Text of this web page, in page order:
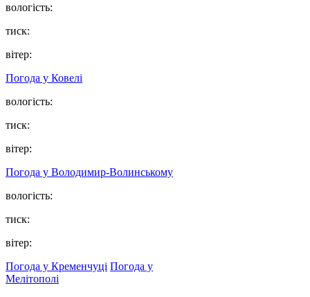
вологість:
тиск:
вітер:
Погода у Ковелі
вологість:
тиск:
вітер:
Погода у Володимир-Волинському
вологість:
тиск:
вітер:
Погода у Кременчуці Погода у
Мелітополі